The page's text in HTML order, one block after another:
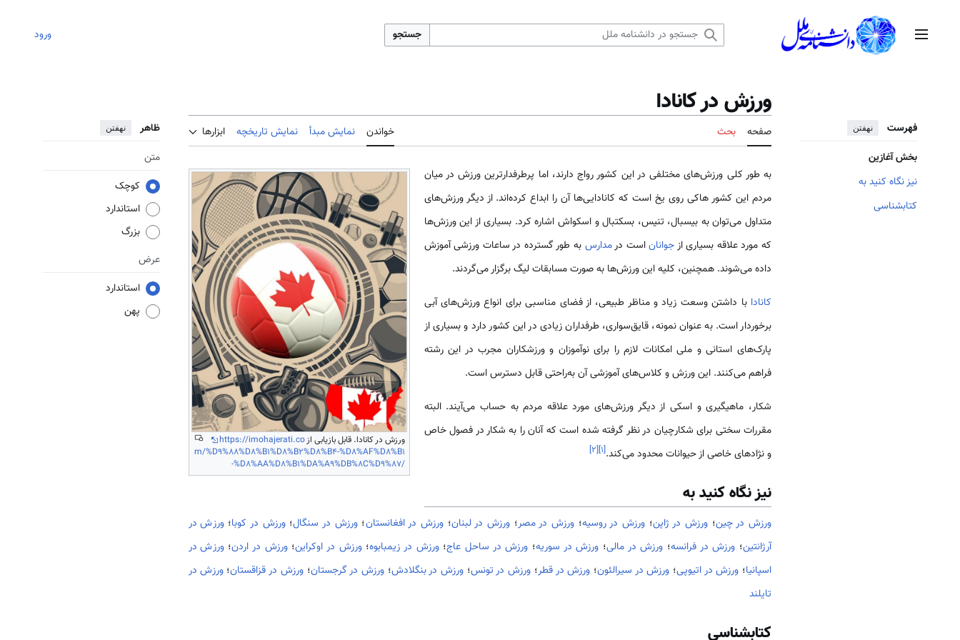
منوی اصلی جستجو ورود
فهرست نهفتن
بخش آغازین
نیز نگاه کنید به
کتابشناسی
ورزش در کانادا
صفحه بحث خواندن نمایش مبدأ نمایش تاریخچه ابزارها ظاهر نهفتن
متن
کوچک
استاندارد
بزرگ
عرض
استاندارد
پهن
ورزش در کانادا. قابل بازیابی ازhttps://imohajerati.co
m/%D9%88%D8%B1%D8%B2%D8%B4-%D8%AF%D8%B1
-%D8%AA%D8%B1%DA%A9%DB%8C%D9%87/
به طور كلی ورزش‌های مختلفی در این کشور رواج دارند، اما پرطرفدارترین ورزش در میان
مردم این كشور هاکی روی یخ است که کانادایی‌ها آن را ابداع کرده‌اند. از دیگر ورزش‌های
متداول می‌توان به بیسبال، تنیس، بسکتبال و اسکواش اشاره کرد. بسیاری از این ورزش‌ها
که مورد علاقه بسیاری ازجواناناست درمدارس به طور گسترده در ساعات ورزشی آموزش
داده می‌شوند. همچنین، كلیه این ورزش‌ها به صورت مسابقات لیگ برگزار می‌گردند.
کانادا با داشتن وسعت زیاد و مناظر طبیعی، از فضای مناسبی برای انواع ورزش‌های آبی
برخوردار است. به عنوان نمونه، قایق‌سواری، طرفداران زیادی در این كشور دارد و بسیاری از
پارک‌های استانی و ملی امکانات لازم را برای نوآموزان و ورزشکاران مجرب در این رشته
فراهم می‌كنند. این ورزش و کلاس‌های آموزشی آن به‌راحتی قابل دسترس است.
شکار، ماهیگیری و اسکی از دیگر ورزش‌های مورد علاقه مردم به حساب می‌آیند. البته
مقررات سختی برای شکارچیان در نظر گرفته شده ‌است که آنان را به شکار در فصول خاص
و نژادهای خاصی از حیوانات محدود می‌کند.[۱]
[۲]
نیز نگاه کنید به
ورزش در چین؛ ورزش در ژاپن؛ ورزش در روسیه؛ ورزش در مصر؛ورزش در لبنان؛ورزش در افغانستان؛ورزش در سنگال؛ورزش در کوبا؛ورزش در
آرژانتین؛ ورزش در فرانسه؛ ورزش در مالی؛ ورزش در سوریه؛ ورزش در ساحل عاج؛ورزش در زیمبابوه؛ورزش در اوکراین؛ورزش در اردن؛ورزش در
اسپانیا؛ ورزش در اتیوپی؛ ورزش در سیرالئون؛ ورزش در قطر؛ ورزش در تونس؛ ورزش در بنگلادش؛ورزش در گرجستان؛ورزش در قزاقستان؛ورزش در
تایلند
کتابشناسی